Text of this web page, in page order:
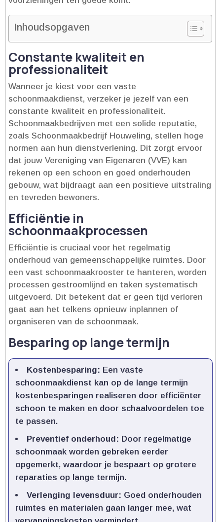
Inhoudsopgaven
Constante kwaliteit en
professionaliteit
Wanneer je kiest voor een vaste
schoonmaakdienst, verzeker je jezelf van een
constante kwaliteit en professionaliteit.​
Schoonmaakbedrijven met een solide reputatie,
zoals Schoonmaakbedrijf Houweling, stellen hoge
normen aan hun dienstverlening.​ Dit zorgt ervoor
dat jouw Vereniging van Eigenaren (VVE) kan
rekenen op een schoon en goed onderhouden
gebouw, wat bijdraagt aan een positieve uitstraling
en tevreden bewoners.​
Efficiëntie in
schoonmaakprocessen
Efficiëntie is cruciaal voor het regelmatig
onderhoud van gemeenschappelijke ruimtes.​ Door
een vast schoonmaakrooster te hanteren, worden
processen gestroomlijnd en taken systematisch
uitgevoerd.​ Dit betekent dat er geen tijd verloren
gaat aan het telkens opnieuw inplannen of
organiseren van de schoonmaak.​
Besparing op lange termijn
Kostenbesparing: Een vaste
schoonmaakdienst kan op de lange termijn
kostenbesparingen realiseren door efficiënter
schoon te maken en door schaalvoordelen toe
te passen.​
Preventief onderhoud: Door regelmatige
schoonmaak worden gebreken eerder
opgemerkt, waardoor je bespaart op grotere
reparaties op lange termijn.​
Verlenging levensduur: Goed onderhouden
ruimtes en materialen gaan langer mee, wat